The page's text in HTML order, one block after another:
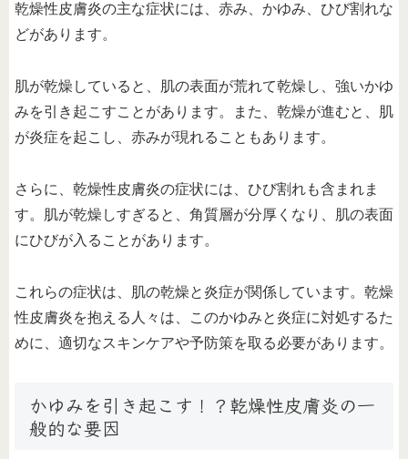
乾燥性皮膚炎の主な症状には、赤み、かゆみ、ひび割れな
どがあります。
肌が乾燥していると、肌の表面が荒れて乾燥し、強いかゆ
みを引き起こすことがあります。また、乾燥が進むと、肌
が炎症を起こし、赤みが現れることもあります。
さらに、乾燥性皮膚炎の症状には、ひび割れも含まれま
す。肌が乾燥しすぎると、角質層が分厚くなり、肌の表面
にひびが入ることがあります。
これらの症状は、肌の乾燥と炎症が関係しています。乾燥
性皮膚炎を抱える人々は、このかゆみと炎症に対処するた
めに、適切なスキンケアや予防策を取る必要があります。
かゆみを引き起こす！？乾燥性皮膚炎の一
般的な要因